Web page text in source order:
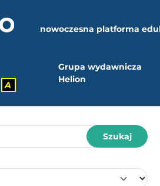
nowoczesna platforma
A
Grupa wydawnicza
Helion
Szukaj